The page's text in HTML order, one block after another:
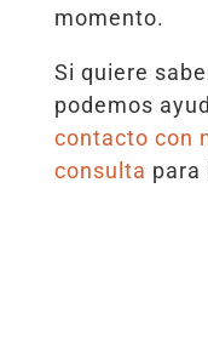
momento.
Si quiere
podemos
contacto con
consulta para